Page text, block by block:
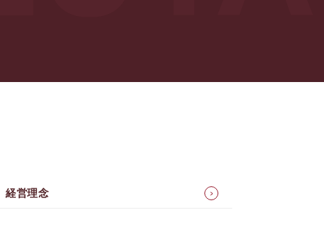
経営理念